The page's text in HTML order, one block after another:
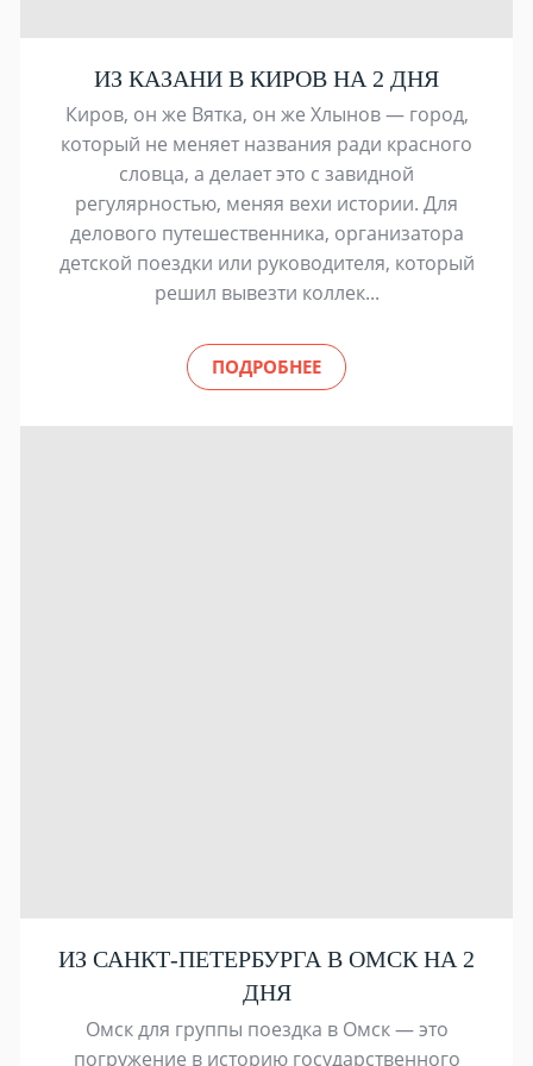
ИЗ КАЗАНИ В КИРОВ НА 2 ДНЯ
Киров, он же Вятка, он же Хлынов — город,
который не меняет названия ради красного
словца, а делает это с завидной
регулярностью, меняя вехи истории. Для
делового путешественника, организатора
детской поездки или руководителя, который
решил вывезти коллек...
ПОДРОБНЕЕ
ИЗ САНКТ-ПЕТЕРБУРГА В ОМСК НА 2
ДНЯ
Омск для группы поездка в Омск — это
погружение в историю государственного